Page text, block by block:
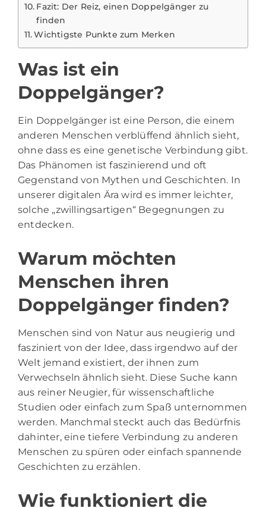
Fazit: Der Reiz, einen Doppelgänger zu
finden
Wichtigste Punkte zum Merken
Was ist ein
Doppelgänger?
Ein Doppelgänger ist eine Person, die einem
anderen Menschen verblüffend ähnlich sieht,
ohne dass es eine genetische Verbindung gibt.
Das Phänomen ist faszinierend und oft
Gegenstand von Mythen und Geschichten. In
unserer digitalen Ära wird es immer leichter,
solche „zwillingsartigen“ Begegnungen zu
entdecken.
Warum möchten
Menschen ihren
Doppelgänger finden?
Menschen sind von Natur aus neugierig und
fasziniert von der Idee, dass irgendwo auf der
Welt jemand existiert, der ihnen zum
Verwechseln ähnlich sieht. Diese Suche kann
aus reiner Neugier, für wissenschaftliche
Studien oder einfach zum Spaß unternommen
werden. Manchmal steckt auch das Bedürfnis
dahinter, eine tiefere Verbindung zu anderen
Menschen zu spüren oder einfach spannende
Geschichten zu erzählen.
Wie funktioniert die